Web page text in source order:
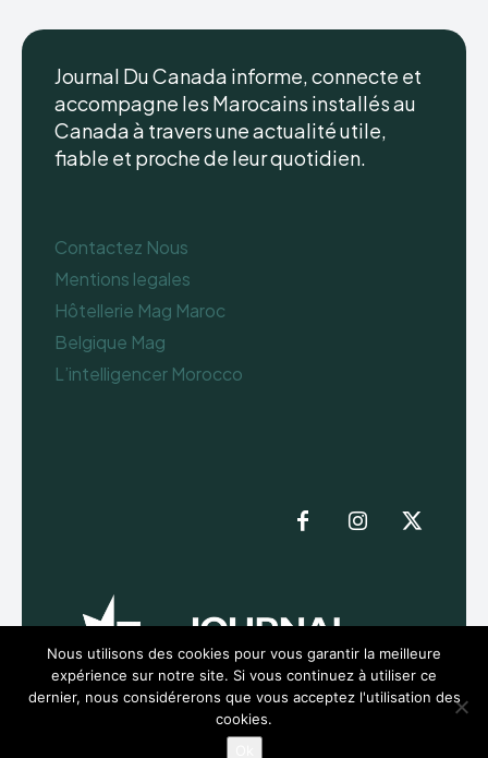
Journal Du Canada informe, connecte et
accompagne les Marocains installés au
Canada à travers une actualité utile,
fiable et proche de leur quotidien.
Contactez Nous
Mentions legales
Hôtellerie Mag Maroc
Belgique Mag
L’intelligencer Morocco
Nous utilisons des cookies pour vous garantir la meilleure
expérience sur notre site. Si vous continuez à utiliser ce
dernier, nous considérerons que vous acceptez l'utilisation des
cookies.